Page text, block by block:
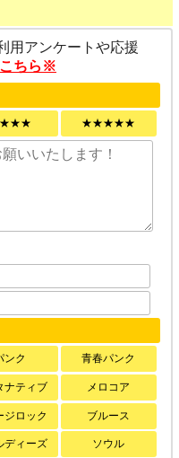
用アンケートや応援
ちら※
★★★★★
ンク 青春パンク
ナティブ メロコア
ジロック ブルース
ディーズ ソウル